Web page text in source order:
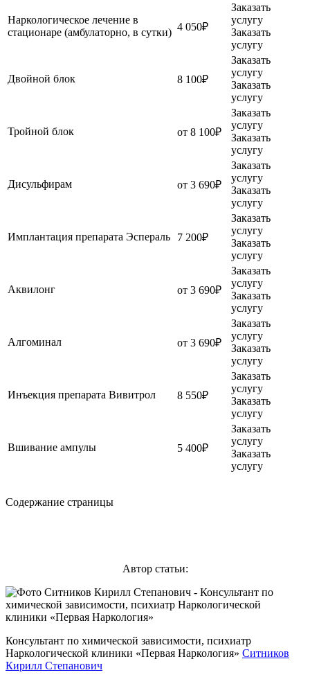
Наркологическое лечение в
стационаре (амбулаторно, в сутки) 4 050₽
Заказать
услугу
Заказать
услугу
Двойной блок 8 100₽
Заказать
услугу
Заказать
услугу
Тройной блок от 8 100₽
Заказать
услугу
Заказать
услугу
Дисульфирам от 3 690₽
Заказать
услугу
Заказать
услугу
Имплантация препарата Эспераль 7 200₽
Заказать
услугу
Заказать
услугу
Аквилонг от 3 690₽
Заказать
услугу
Заказать
услугу
Алгоминал от 3 690₽
Заказать
услугу
Заказать
услугу
Инъекция препарата Вивитрол 8 550₽
Заказать
услугу
Заказать
услугу
Вшивание ампулы 5 400₽
Заказать
услугу
Заказать
услугу
Содержание страницы
Автор статьи:
Консультант по химической зависимости, психиатр
Наркологической клиники «Первая Наркология» Ситников
Кирилл Степанович